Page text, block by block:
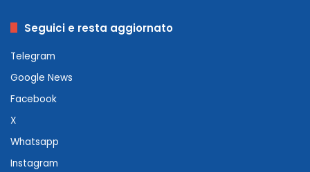
Seguici e resta aggiornato
Telegram
Google News
Facebook
X
Whatsapp
Instagram